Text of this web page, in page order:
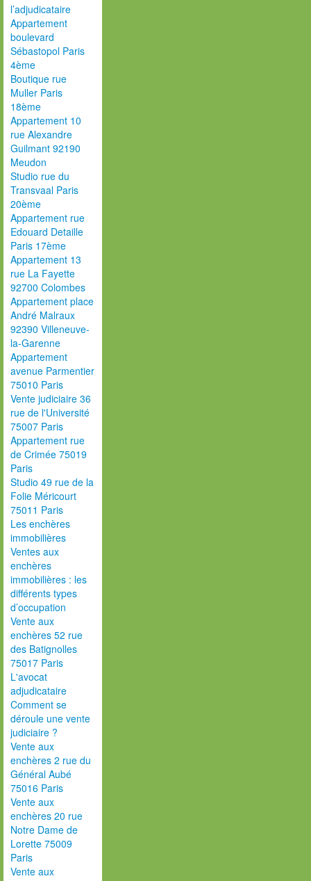
l’adjudicataire
Appartement
boulevard
Sébastopol Paris
4ème
Boutique rue
Muller Paris
18ème
Appartement 10
rue Alexandre
Guilmant 92190
Meudon
Studio rue du
Transvaal Paris
20ème
Appartement rue
Edouard Detaille
Paris 17ème
Appartement 13
rue La Fayette
92700 Colombes
Appartement place
André Malraux
92390 Villeneuve-
la-Garenne
Appartement
avenue Parmentier
75010 Paris
Vente judiciaire 36
rue de l'Université
75007 Paris
Appartement rue
de Crimée 75019
Paris
Studio 49 rue de la
Folie Méricourt
75011 Paris
Les enchères
immobilières
Ventes aux
enchères
immobilières : les
différents types
d’occupation
Vente aux
enchères 52 rue
des Batignolles
75017 Paris
L'avocat
adjudicataire
Comment se
déroule une vente
judiciaire ?
Vente aux
enchères 2 rue du
Général Aubé
75016 Paris
Vente aux
enchères 20 rue
Notre Dame de
Lorette 75009
Paris
Vente aux